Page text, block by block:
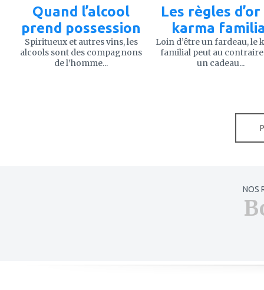
Quand l’alcool
prend possession
Spiritueux et autres vins, les
alcools sont des compagnons
de l’homme...
Les règles d’or
karma
Loin d’être un fardeau, le
familial peut au
un cadeau...
NOS